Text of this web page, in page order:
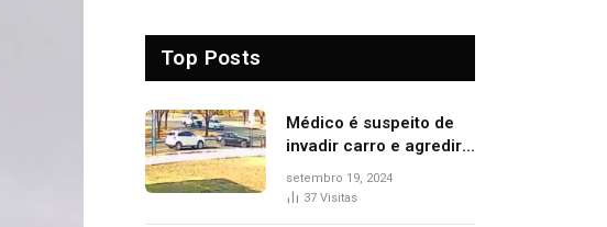
Top Posts
Médico é suspeito de
invadir carro e agredir
delegado aposentado
durante confusão no
setembro 19, 2024
37 Visitas